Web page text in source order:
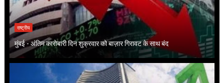
राष्ट्रीय
मुंबई - अंतिम कारोबारी दिन शुक्रवार को बाज़ार गिरावट के साथ बंद